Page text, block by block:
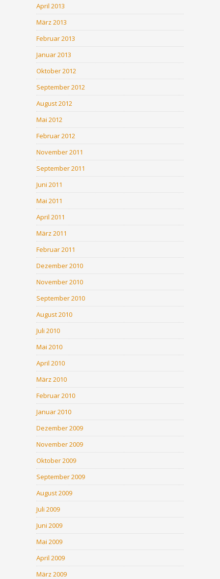
April 2013
März 2013
Februar 2013
Januar 2013
Oktober 2012
September 2012
August 2012
Mai 2012
Februar 2012
November 2011
September 2011
Juni 2011
Mai 2011
April 2011
März 2011
Februar 2011
Dezember 2010
November 2010
September 2010
August 2010
Juli 2010
Mai 2010
April 2010
März 2010
Februar 2010
Januar 2010
Dezember 2009
November 2009
Oktober 2009
September 2009
August 2009
Juli 2009
Juni 2009
Mai 2009
April 2009
März 2009